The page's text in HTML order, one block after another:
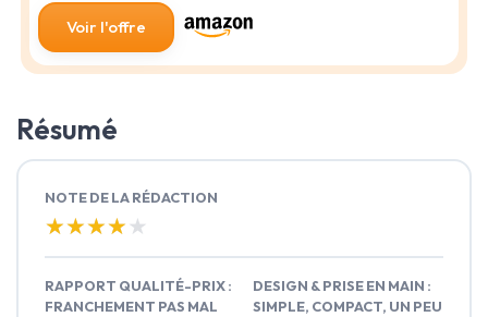
Voir l'offre
Résumé
NOTE DE LA RÉDACTION
★★★★★
★★★★★
RAPPORT QUALITÉ-PRIX :
FRANCHEMENT PAS MAL
DESIGN & PRISE EN MAIN :
SIMPLE, COMPACT, UN PEU